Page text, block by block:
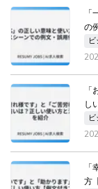
の
し
方